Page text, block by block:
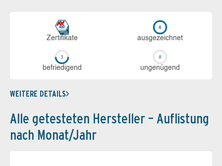
Zerti­fikate aus­ge­zeich­net
be­frie­di­gend un­ge­nü­gend
WEITERE DETAILS
Alle getesteten Hersteller – Auflistung
nach Monat/Jahr